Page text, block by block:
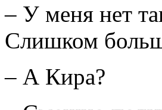
– У меня нет
Слишком
– А Кира?